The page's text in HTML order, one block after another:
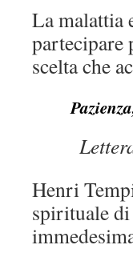
La malattia
partecipare
scelta che
Henri
spirituale di